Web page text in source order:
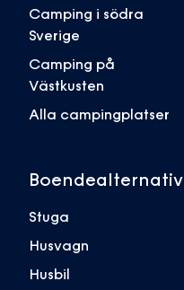
Camping i södra
Sverige
Camping på
Västkusten
Alla campingplatser
Boendealternativ
Stuga
Husvagn
Husbil